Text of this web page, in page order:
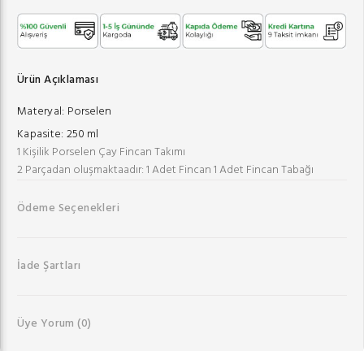
Ürün Açıklaması
Materyal: Porselen
Kapasite: 250 ml
1 Kişilik Porselen Çay Fincan Takımı
2 Parçadan oluşmaktaadır: 1 Adet Fincan 1 Adet Fincan Tabağı
Ödeme Seçenekleri
İade Şartları
Üye Yorum(0)